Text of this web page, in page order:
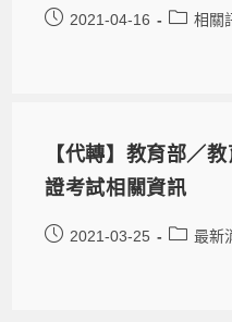
2021-04-16 相關
【代轉】教育部／
證考試相關資訊
2021-03-25 最新